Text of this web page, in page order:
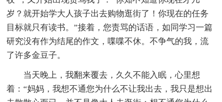
岁？就开始学大人孩子出去购物逛街了！你现在的任务
目标就只有读书。”接着，您责骂的话语，如同学习一篇
研究没有作为结尾的作文，喋喋不休。不争气的我，流
了许多金豆子。
当天晚上，我翻来覆去，久久不能入眠，心里想
着：“妈妈，我想不通您为什么不让我出去，我只是想出